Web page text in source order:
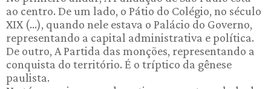
ao centro. De um lado, o Pátio do Colégio, no século
XIX (...), quando nele estava o Palácio do Governo,
representando a capital administrativa e política.
De outro, A Partida das monções, representando a
conquista do território. É o tríptico da gênese
paulista.